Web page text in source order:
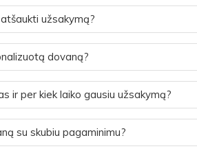
užsakymą?
dovaną?
ir per kiek laiko gausiu užsakymą?
su skubiu pagaminimu?